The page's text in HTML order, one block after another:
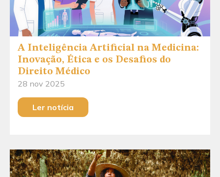
A Inteligência Artificial na Medicina:
Inovação, Ética e os Desafios do
Direito Médico
28 nov 2025
Ler notícia